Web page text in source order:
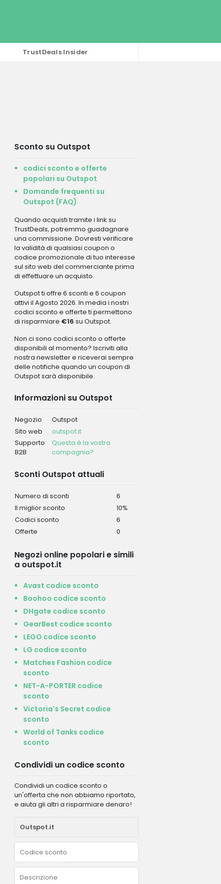
TrustDeals Insider
Sconto su Outspot
codici sconto e offerte
popolari su Outspot
Domande frequenti su
Outspot (FAQ)
Quando acquisti tramite i link su
TrustDeals, potremmo guadagnare
una commissione. Dovresti verificare
la validità di qualsiasi coupon o
codice promozionale di tuo interesse
sul sito web del commerciante prima
di effettuare un acquisto.
Outspot ti offre 6 sconti e 6 coupon
attivi il Agosto 2026. In media i nostri
codici sconto e offerte ti permettono
di risparmiare €16 su Outspot.
Non ci sono codici sconto o offerte
disponibili al momento? Iscriviti alla
nostra newsletter e riceverai sempre
delle notifiche quando un coupon di
Outspot sarà disponibile.
Informazioni su Outspot
Negozio
Outspot
Sito web
outspot.it
Supporto
B2B
Questa è la vostra
compagnia?
Sconti Outspot attuali
Numero di sconti
6
Il miglior sconto
10%
Codici sconto
6
Offerte
0
Negozi online popolari e simili
a outspot.it
Avast codice sconto
Boohoo codice sconto
DHgate codice sconto
GearBest codice sconto
LEGO codice sconto
LG codice sconto
Matches Fashion codice
sconto
NET-A-PORTER codice
sconto
Victoria's Secret codice
sconto
World of Tanks codice
sconto
Condividi un codice sconto
Condividi un codice sconto o
un'offerta che non abbiamo riportato,
e aiuta gli altri a risparmiare denaro!